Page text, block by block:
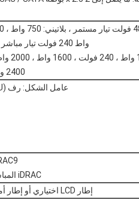
الذهب:
واط 240 فولت تيار مباشر 2 ،
1100 واط ، 1100 واط
2400 واط
عامل الشكل: رف (2U)
iDRAC المباشر
إطار LCD اختياري أو إطار أمان